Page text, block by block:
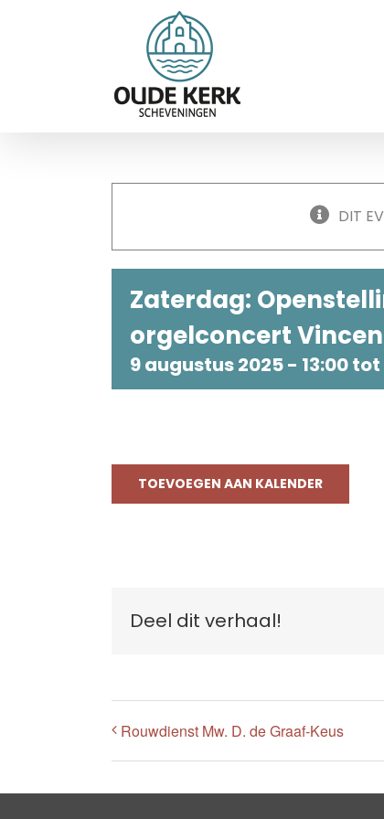
DIT
Zaterdag:
orgelconcert
9 augustus 2025 - 13:00tot
TOEVOEGEN AAN KALENDER
Deel dit verhaal!
Rouwdienst Mw. D. de Graaf-Keus